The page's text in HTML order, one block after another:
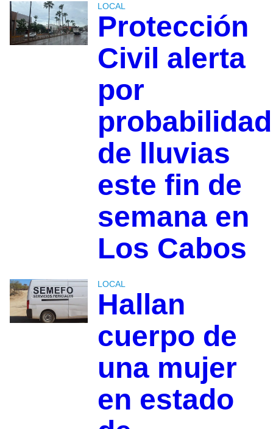
LOCAL
Protección
Civil alerta
por
probabilidad
de lluvias
este fin de
semana en
Los Cabos
LOCAL
Hallan
cuerpo de
una mujer
en estado